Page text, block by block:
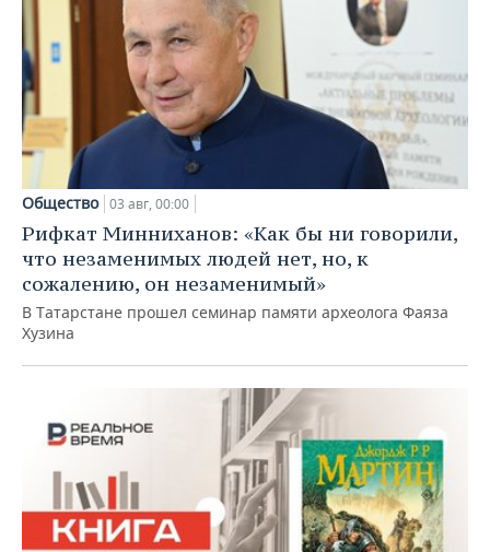
Общество 03 авг, 00:00
Рифкат Минниханов: «Как бы ни говорили,
что незаменимых людей нет, но, к
сожалению, он незаменимый»
В Татарстане прошел семинар памяти археолога Фаяза
Хузина